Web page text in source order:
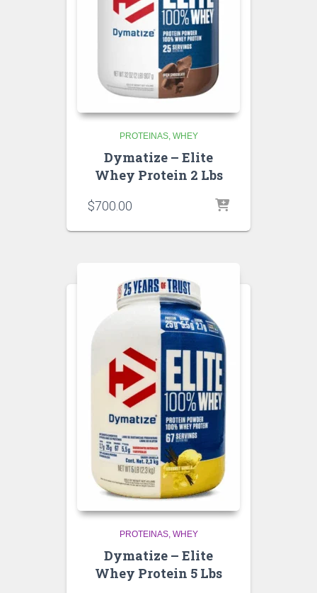
PROTEINAS WHEY
Dymatize – Elite
Whey Protein 2 Lbs
$700.00
PROTEINAS WHEY
Dymatize – Elite
Whey Protein 5 Lbs